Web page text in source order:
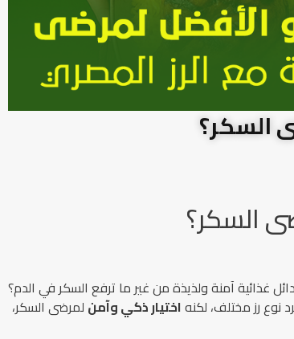
السكر؟
السكر؟
غذائية آمنة ولذيذة من غير ما ترفع السكر في الدم؟
رز مختلف، لكنهاختيار ذكي وآمن لمرضى السكر،